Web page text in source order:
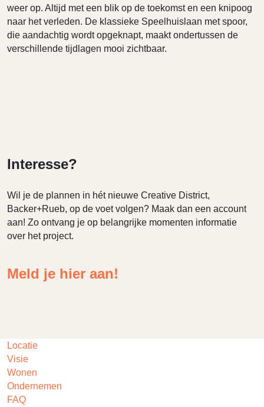
weer op. Altijd met een blik op de toekomst en een knipoog
naar het verleden. De klassieke Speelhuislaan met spoor,
die aandachtig wordt opgeknapt, maakt ondertussen de
verschillende tijdlagen mooi zichtbaar.
Interesse?
Wil je de plannen in hét nieuwe Creative District,
Backer+Rueb, op de voet volgen? Maak dan een account
aan! Zo ontvang je op belangrijke momenten informatie
over het project.
Meld je hier aan!
Locatie
Visie
Wonen
Ondernemen
FAQ